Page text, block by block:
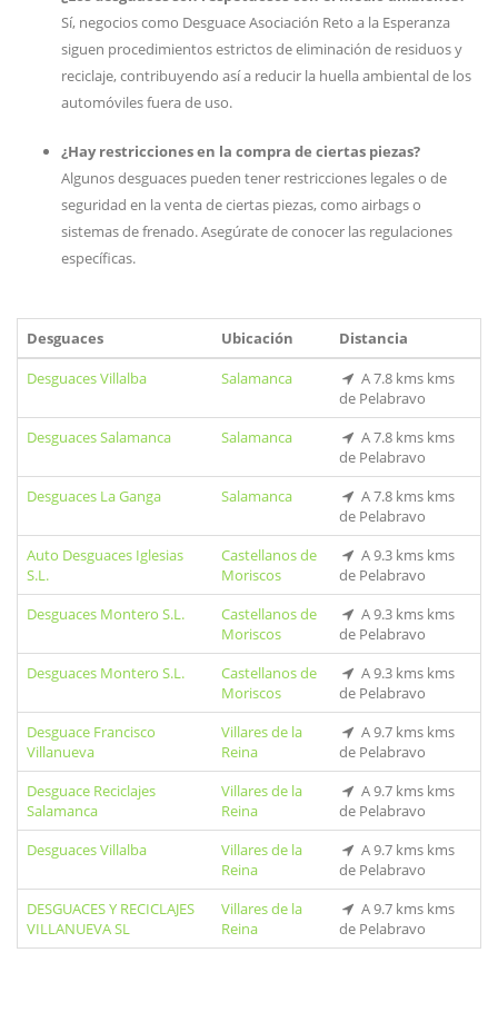
Sí, negocios como Desguace Asociación Reto a la Esperanza
siguen procedimientos estrictos de eliminación de residuos y
reciclaje, contribuyendo así a reducir la huella ambiental de los
automóviles fuera de uso.
¿Hay restricciones en la compra de ciertas piezas?
Algunos desguaces pueden tener restricciones legales o de
seguridad en la venta de ciertas piezas, como airbags o
sistemas de frenado. Asegúrate de conocer las regulaciones
específicas.
Desguaces Ubicación
Distancia
Desguaces Villalba
Salamanca
A 7.8 kms kms
de Pelabravo
Desguaces Salamanca
Salamanca
A 7.8 kms kms
de Pelabravo
Desguaces La Ganga
Salamanca
A 7.8 kms kms
de Pelabravo
Auto Desguaces Iglesias
S.L.
Castellanos de
Moriscos
A 9.3 kms kms
de Pelabravo
Desguaces Montero S.L.
Castellanos de
Moriscos
A 9.3 kms kms
de Pelabravo
Desguaces Montero S.L.
Castellanos de
Moriscos
A 9.3 kms kms
de Pelabravo
Desguace Francisco
Villanueva
Villares de la
Reina
A 9.7 kms kms
de Pelabravo
Desguace Reciclajes
Salamanca
Villares de la
Reina
A 9.7 kms kms
de Pelabravo
Desguaces Villalba
Villares de la
Reina
A 9.7 kms kms
de Pelabravo
DESGUACES Y RECICLAJES
VILLANUEVA SL
Villares de la
Reina
A 9.7 kms kms
de Pelabravo